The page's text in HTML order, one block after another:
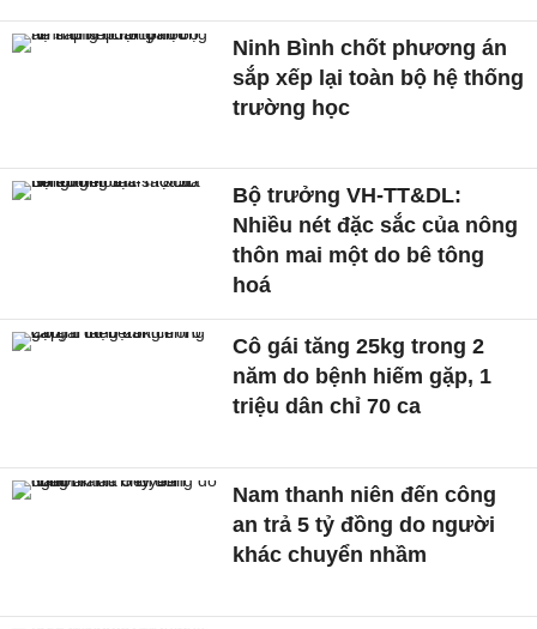
Ninh Bình chốt phương án
sắp xếp lại toàn bộ hệ thống
trường học
Bộ trưởng VH-TT&DL:
Nhiều nét đặc sắc của nông
thôn mai một do bê tông
hoá
Cô gái tăng 25kg trong 2
năm do bệnh hiếm gặp, 1
triệu dân chỉ 70 ca
Nam thanh niên đến công
an trả 5 tỷ đồng do người
khác chuyển nhầm